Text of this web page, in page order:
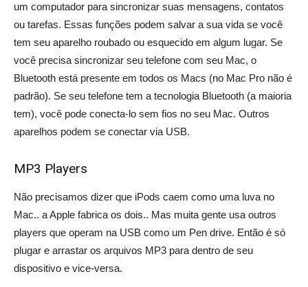
um computador para sincronizar suas mensagens, contatos
ou tarefas. Essas funções podem salvar a sua vida se você
tem seu aparelho roubado ou esquecido em algum lugar. Se
você precisa sincronizar seu telefone com seu Mac, o
Bluetooth está presente em todos os Macs (no Mac Pro não é
padrão). Se seu telefone tem a tecnologia Bluetooth (a maioria
tem), você pode conecta-lo sem fios no seu Mac. Outros
aparelhos podem se conectar via USB.
MP3 Players
Não precisamos dizer que iPods caem como uma luva no
Mac.. a Apple fabrica os dois.. Mas muita gente usa outros
players que operam na USB como um Pen drive. Então é só
plugar e arrastar os arquivos MP3 para dentro de seu
dispositivo e vice-versa.